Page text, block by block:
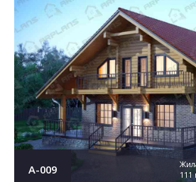
А-009
111